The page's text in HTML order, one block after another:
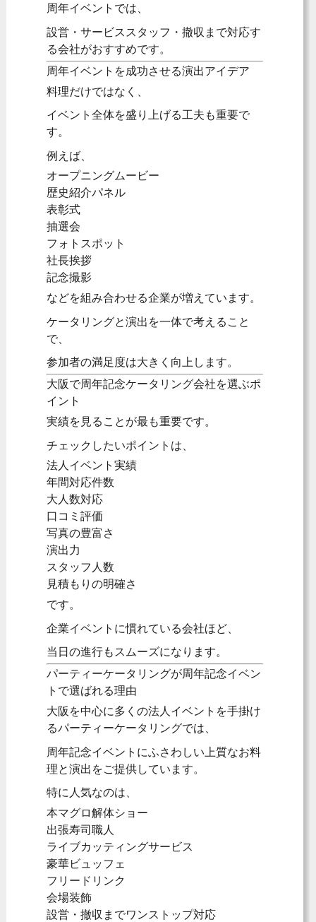
周年イベントでは、
設営・サービススタッフ・撤収まで対応す
る会社がおすすめです。
周年イベントを成功させる演出アイデア
料理だけではなく、
イベント全体を盛り上げる工夫も重要で
す。
例えば、
オープニングムービー
歴史紹介パネル
表彰式
抽選会
フォトスポット
社長挨拶
記念撮影
などを組み合わせる企業が増えています。
ケータリングと演出を一体で考えること
で、
参加者の満足度は大きく向上します。
大阪で周年記念ケータリング会社を選ぶポ
イント
実績を見ることが最も重要です。
チェックしたいポイントは、
法人イベント実績
年間対応件数
大人数対応
口コミ評価
写真の豊富さ
演出力
スタッフ人数
見積もりの明確さ
です。
企業イベントに慣れている会社ほど、
当日の進行もスムーズになります。
パーティーケータリングが周年記念イベン
トで選ばれる理由
大阪を中心に多くの法人イベントを手掛け
るパーティーケータリングでは、
周年記念イベントにふさわしい上質なお料
理と演出をご提供しています。
特に人気なのは、
本マグロ解体ショー
出張寿司職人
ライブカッティングサービス
豪華ビュッフェ
フリードリンク
会場装飾
設営・撤収までワンストップ対応